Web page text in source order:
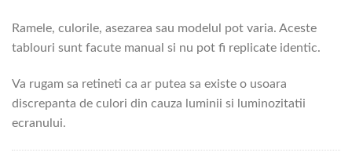
Ramele, culorile, asezarea sau modelul pot varia. Aceste
tablouri sunt facute manual si nu pot fi replicate identic.
Va rugam sa retineti ca ar putea sa existe o usoara
discrepanta de culori din cauza luminii si luminozitatii
ecranului.